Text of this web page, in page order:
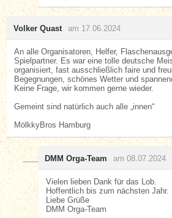
Volker Quast am 17.06.2024
An alle Organisatoren, Helfer,
Spielpartner. Es war eine tolle deutsche
organisiert, fast ausschließlich faire und
Begegnungen, schönes Wetter und
Keine Frage, wir kommen gerne wieder.
Gemeint sind natürlich auch alle „innen“
MölkkyBros Hamburg
DMM Orga-Team am 08.07.2024
Vielen lieben Dank für das Lob.
Hoffentlich bis zum nächsten Jahr.
Liebe Grüße
DMM Orga-Team